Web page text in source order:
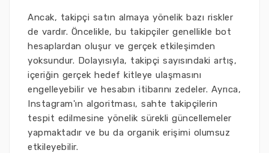
Ancak, takipçi satın almaya yönelik bazı riskler
de vardır. Öncelikle, bu takipçiler genellikle bot
hesaplardan oluşur ve gerçek etkileşimden
yoksundur. Dolayısıyla, takipçi sayısındaki artış,
içeriğin gerçek hedef kitleye ulaşmasını
engelleyebilir ve hesabın itibarını zedeler. Ayrıca,
Instagram'ın algoritması, sahte takipçilerin
tespit edilmesine yönelik sürekli güncellemeler
yapmaktadır ve bu da organik erişimi olumsuz
etkileyebilir.